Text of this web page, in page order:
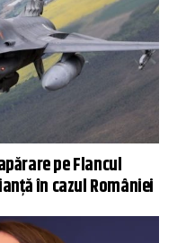
pe Flancul
în cazul României